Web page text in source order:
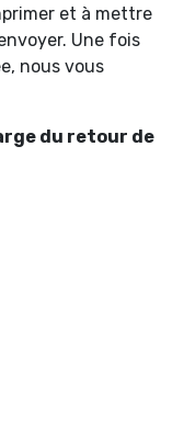
et à mettre
Une fois
nous vous
du retour de